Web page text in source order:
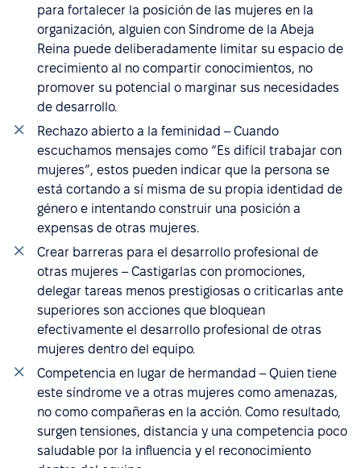
para fortalecer la posición de las mujeres en la
organización, alguien con Síndrome de la Abeja
Reina puede deliberadamente limitar su espacio de
crecimiento al no compartir conocimientos, no
promover su potencial o marginar sus necesidades
de desarrollo.
Rechazo abierto a la feminidad – Cuando
escuchamos mensajes como “Es difícil trabajar con
mujeres”, estos pueden indicar que la persona se
está cortando a sí misma de su propia identidad de
género e intentando construir una posición a
expensas de otras mujeres.
Crear barreras para el desarrollo profesional de
otras mujeres – Castigarlas con promociones,
delegar tareas menos prestigiosas o criticarlas ante
superiores son acciones que bloquean
efectivamente el desarrollo profesional de otras
mujeres dentro del equipo.
Competencia en lugar de hermandad – Quien tiene
este síndrome ve a otras mujeres como amenazas,
no como compañeras en la acción. Como resultado,
surgen tensiones, distancia y una competencia poco
saludable por la influencia y el reconocimiento